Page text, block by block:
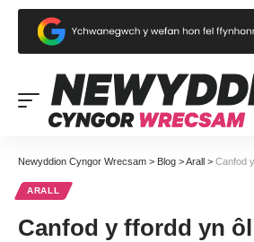
Newyddion Cyngor Wrecsam > Blog >Arall > Canfod y ffordd
ARALL
Canfod y ffordd yn